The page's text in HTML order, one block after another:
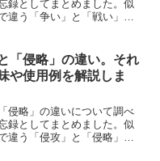
録としてまとめました。似
違う「争い」と「戦い」の
「侵略」の違い。それ
や使用例を解説しま
侵略」の違いについて調べ
録としてまとめました。似
違う「侵攻」と「侵略」の